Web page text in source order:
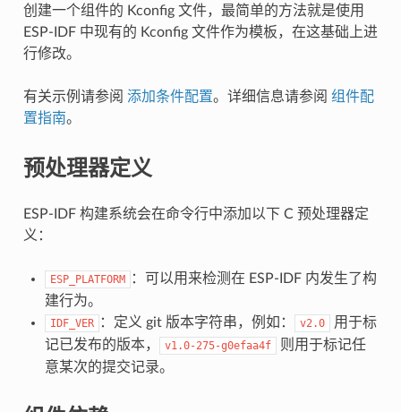
创建一个组件的 Kconfig 文件，最简单的方法就是使用
ESP-IDF 中现有的 Kconfig 文件作为模板，在这基础上进
行修改。
有关示例请参阅 添加条件配置。详细信息请参阅 组件配
置指南。
预处理器定义
ESP-IDF 构建系统会在命令行中添加以下 C 预处理器定
义：
ESP_PLATFORM
：可以用来检测在 ESP-IDF 内发生了构
建行为。
IDF_VER ：定义 git 版本字符串，例如： v2.0
用于标
记已发布的版本，
v1.0-275-g0efaa4f
则用于标记任
意某次的提交记录。